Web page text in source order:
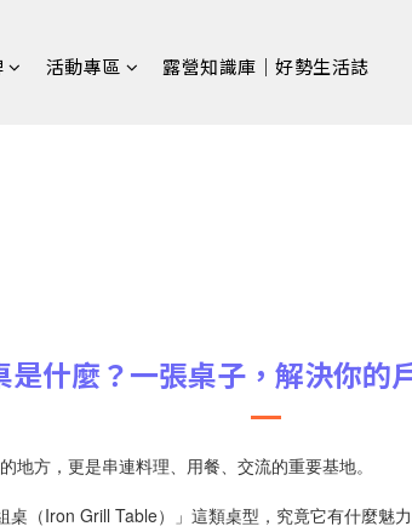
活動專區 露營知識庫｜好勢生活誌
是什麼？一張桌子，解決你的
方，更是串連料理、用餐、交流的重要基地。
（Iron Grill Table）」這類桌型，究竟它有什麼魅